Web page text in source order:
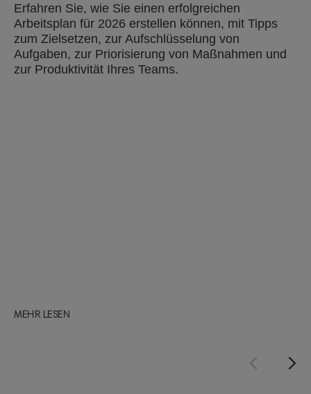
Erfahren Sie, wie Sie einen erfolgreichen
Arbeitsplan für 2026 erstellen können, mit Tipps
zum Zielsetzen, zur Aufschlüsselung von
Aufgaben, zur Priorisierung von Maßnahmen und
zur Produktivität Ihres Teams.
MEHR LESEN